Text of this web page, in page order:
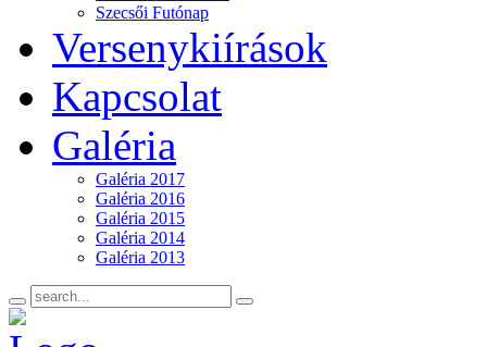
Szecsői Futónap
Versenykiírások
Kapcsolat
Galéria
Galéria 2017
Galéria 2016
Galéria 2015
Galéria 2014
Galéria 2013